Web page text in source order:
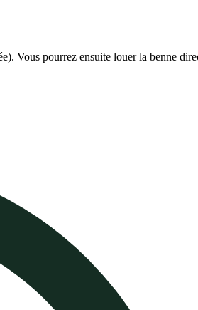
Vous pourrez ensuite louer la benne